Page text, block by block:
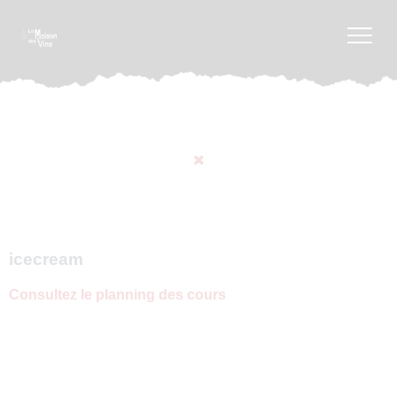
icecream
Consultez le planning des cours